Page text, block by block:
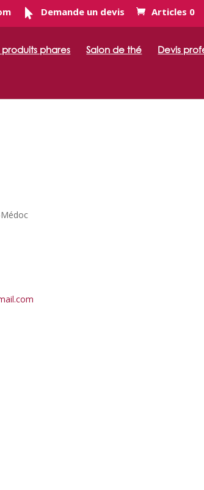
Demande un devis Articles 0
produits phares Salon de thé Devis